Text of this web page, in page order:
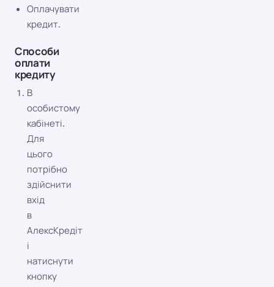
Оплачувати
кредит.
Способи
оплати
кредиту
В
особистому
кабінеті.
Для
цього
потрібно
здійснити
вхід
в
АлексКредіт
і
натиснути
кнопку